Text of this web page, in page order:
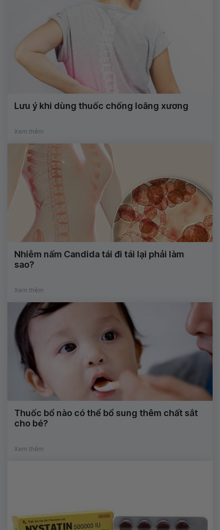
Lưu ý khi dùng thuốc chống loãng xương
Xem thêm
Nhiễm nấm Candida tái đi tái lại phải làm
sao?
Xem thêm
Thuốc bổ nào có thể bổ sung thêm chất sắt
cho bé?
Xem thêm